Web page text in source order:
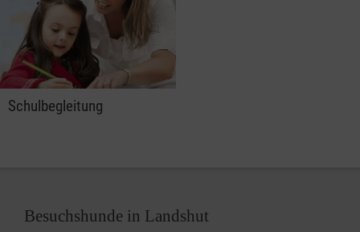
Schulbegleitung
Besuchshunde in Landshut